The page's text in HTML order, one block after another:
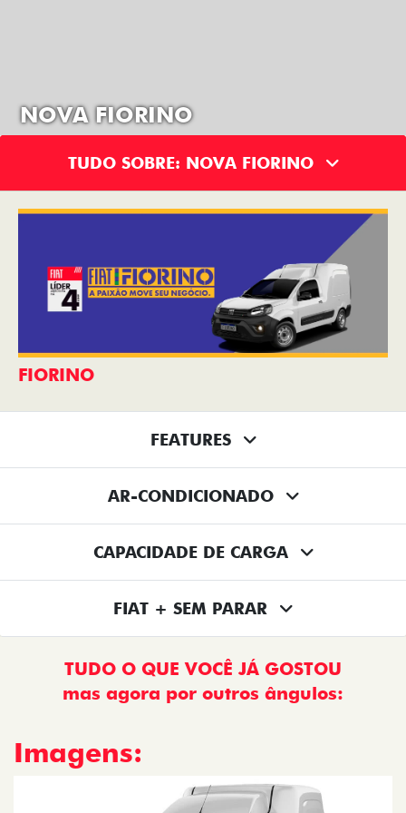
NOVA FIORINO
TUDO SOBRE: NOVA FIORINO
FIORINO
FEATURES
AR-CONDICIONADO
CAPACIDADE DE CARGA
FIAT + SEM PARAR
TUDO O QUE VOCÊ JÁ GOSTOU
mas agora por outros ângulos:
Imagens: